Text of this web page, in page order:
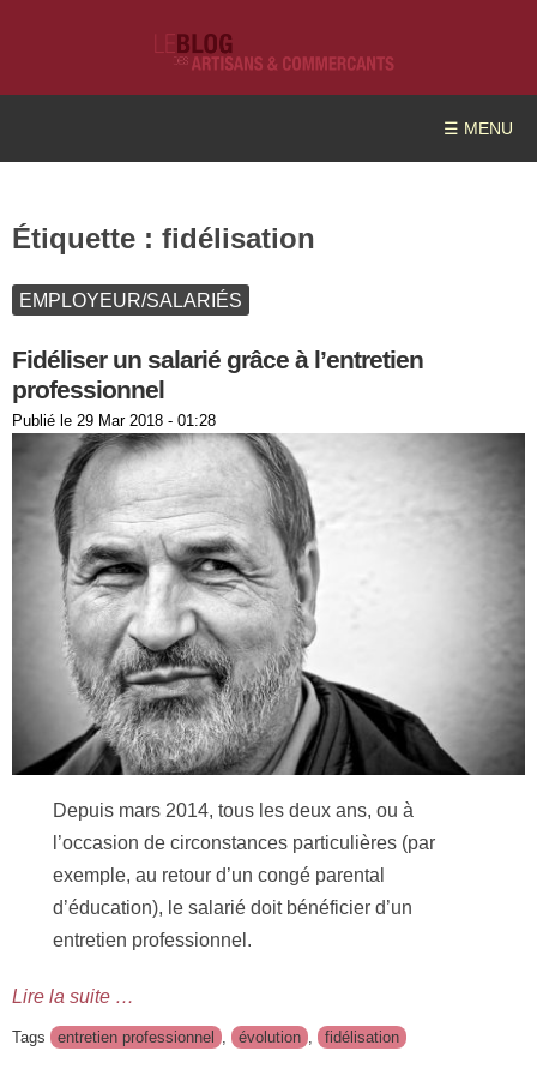
☰ MENU
Étiquette : fidélisation
EMPLOYEUR/SALARIÉS
Fidéliser un salarié grâce à l’entretien
professionnel
Publié le 29 Mar 2018 - 01:28
Depuis mars 2014, tous les deux ans, ou à
l’occasion de circonstances particulières (par
exemple, au retour d’un congé parental
d’éducation), le salarié doit bénéficier d’un
entretien professionnel.
Lire la suite …
Tags entretien professionnel , évolution , fidélisation